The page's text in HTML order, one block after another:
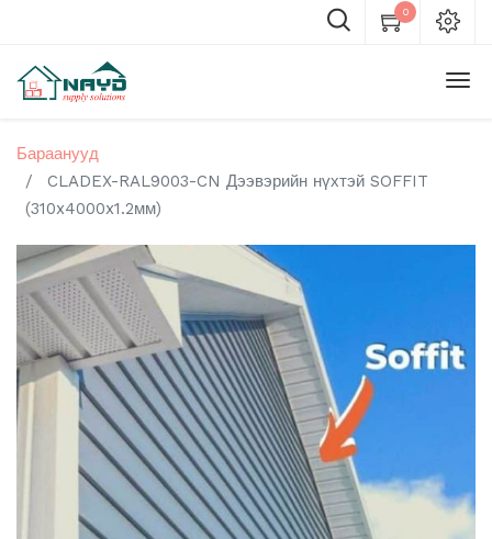
0
Бараанууд
CLADEX-RAL9003-CN Дээвэрийн нүхтэй SOFFIT
(310x4000x1.2мм)